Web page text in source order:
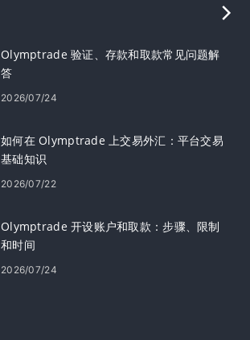
Olymptrade 验证、存款和取款常见问题解
答
2026/07/24
如何在 Olymptrade 上交易外汇：平台交易
基础知识
2026/07/22
Olymptrade 开设账户和取款：步骤、限制
和时间
2026/07/24